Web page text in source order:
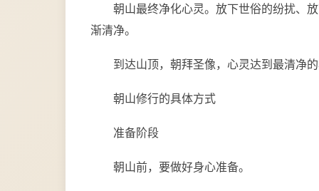
朝山最终净化心灵。放下世俗的纷扰、
渐清净。
到达山顶，朝拜圣像，心灵达到最清净
朝山修行的具体方式
准备阶段
朝山前，要做好身心准备。